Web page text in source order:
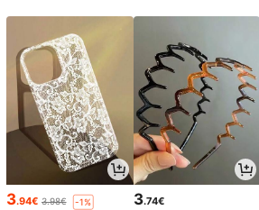
3.94€ 3.98€ -1% 3.74€